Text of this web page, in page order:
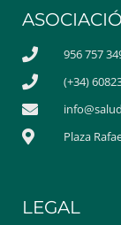
956 757
(+34)
Plaza
LEGAL